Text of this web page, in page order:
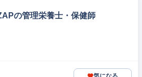
の管理栄養士・保健師